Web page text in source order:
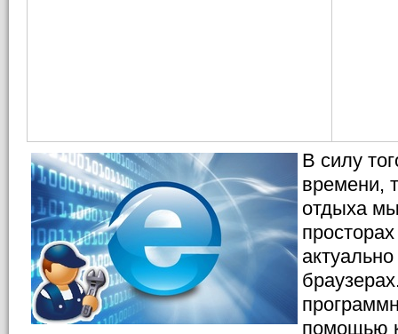
В силу
времени,
отдыха
помощью